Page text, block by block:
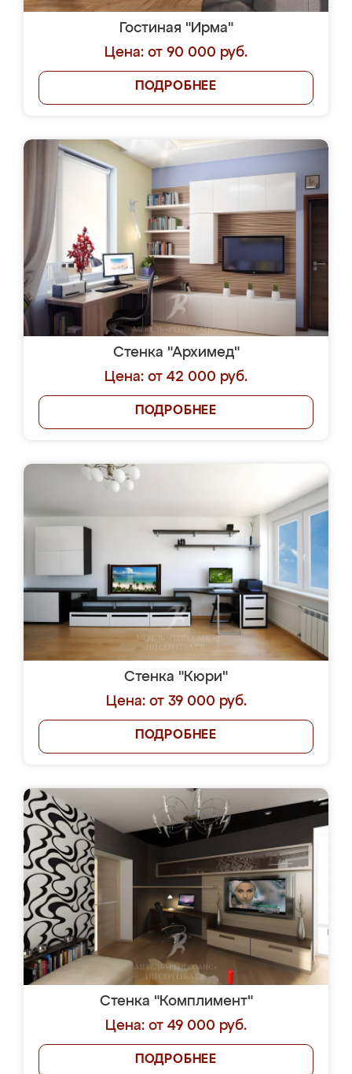
Гостиная "Ирма"
Цена: от 90 000 руб.
ПОДРОБНЕЕ
Стенка "Архимед"
Цена: от 42 000 руб.
ПОДРОБНЕЕ
Стенка "Кюри"
Цена: от 39 000 руб.
ПОДРОБНЕЕ
Стенка "Комплимент"
Цена: от 49 000 руб.
ПОДРОБНЕЕ